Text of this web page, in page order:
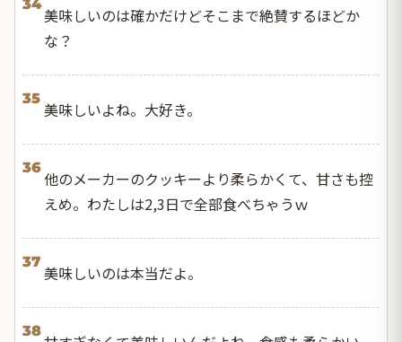
34
美味しいのは確かだけどそこまで絶賛するほどか
な？
35
美味しいよね。大好き。
36
他のメーカーのクッキーより柔らかくて、甘さも控
えめ。わたしは2,3日で全部食べちゃうｗ
37
美味しいのは本当だよ。
38